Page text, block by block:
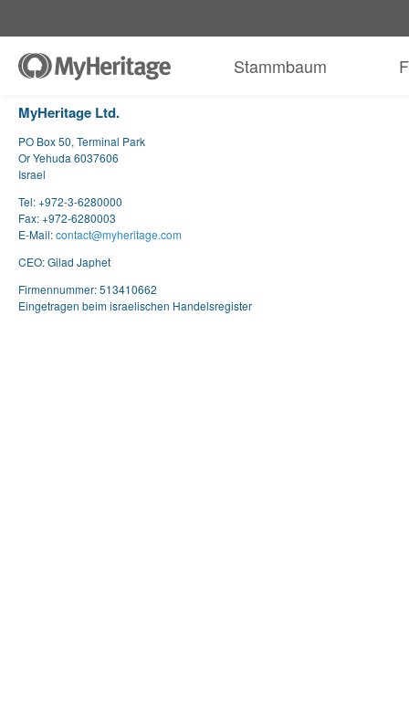
Stammbaum
MyHeritage Ltd.
PO Box 50, Terminal Park
Or Yehuda 6037606
Israel
Tel: +972-3-6280000
Fax: +972-6280003
E-Mail:contact@myheritage.com
CEO: Gilad Japhet
Firmennummer: 513410662
Eingetragen beim israelischen Handelsregister